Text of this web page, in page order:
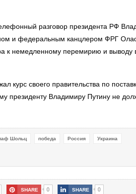
разговор президента РФ
и федеральным канцлером ФРГ
к немедленному перемирию и выводу
курс своего правительства по
президенту Владимиру Путину не
Шольц победа Россия Украина
SHARE 0 SHARE 0